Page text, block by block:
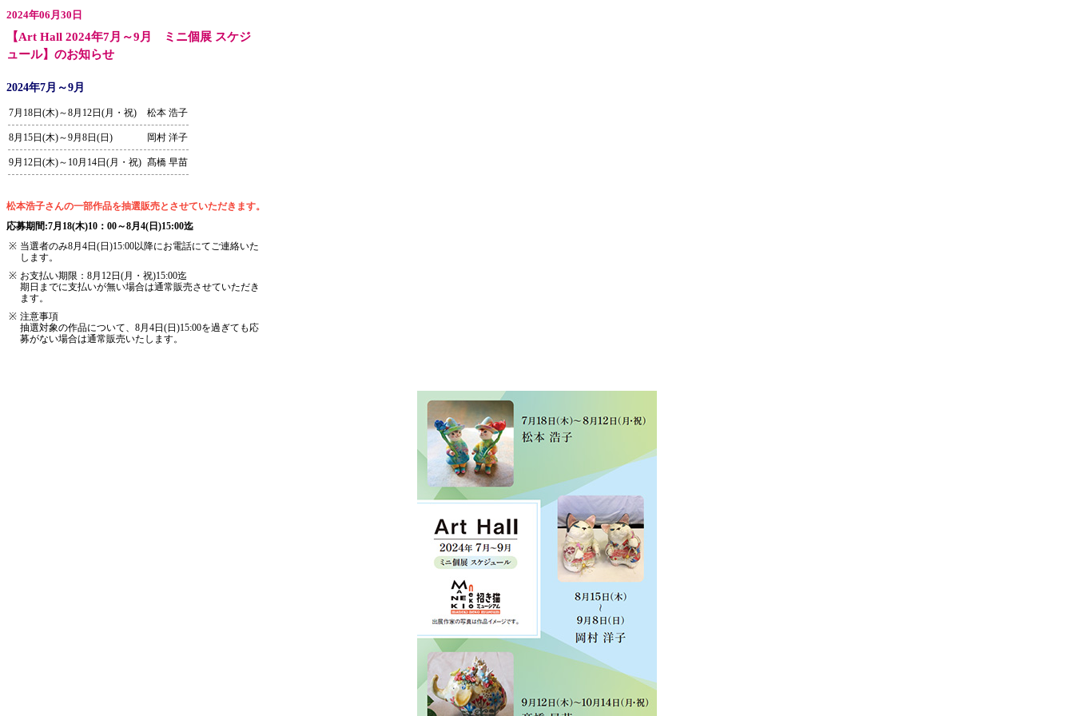
2024年06月30日
【Art Hall 2024年7月～9月 ミニ個展 スケジ
ュール】のお知らせ
2024年7月～9月
7月18日(木)～8月12日(月・祝) 松本 浩子
8月15日(木)～9月8日(日) 岡村 洋子
9月12日(木)～10月14日(月・祝) 髙橋 早苗
松本浩子さんの一部作品を抽選販売とさせていただきます。
応募期間:7月18(木)10：00～8月4(日)15:00迄
※ 当選者のみ8月4日(日)15:00以降にお電話にてご連絡いた
します。
※ お支払い期限：8月12日(月・祝)15:00迄
期日までに支払いが無い場合は通常販売させていただき
ます。
※ 注意事項
抽選対象の作品について、8月4日(日)15:00を過ぎても応
募がない場合は通常販売いたします。